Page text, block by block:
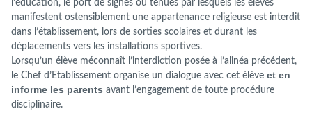
l’éducation, le port de signes ou tenues par lesquels les élèves
manifestent ostensiblement une appartenance religieuse est interdit
dans l’établissement, lors de sorties scolaires et durant les
déplacements vers les installations sportives.
Lorsqu’un élève méconnaît l’interdiction posée à l’alinéa précédent,
le Chef d’Etablissement organise un dialogue avec cet élève et en
informe les parents avant l’engagement de toute procédure
disciplinaire.